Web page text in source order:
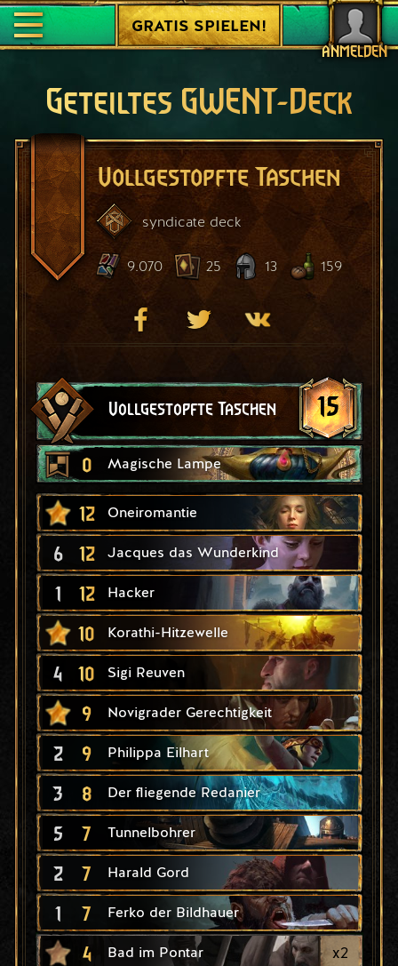
ANMELDEN
GRATIS SPIELEN!
Geteiltes GWENT-Deck
Vollgestopfte Taschen
syndicate deck
9.070 25 13 159
Vollgestopfte Taschen 15
0 Magische Lampe
12 Oneiromantie
6 12 Jacques das Wunderkind
1 12 Hacker
10 Korathi-Hitzewelle
4 10 Sigi Reuven
9 Novigrader Gerechtigkeit
2 9 Philippa Eilhart
3 8 Der fliegende Redanier
5 7 Tunnelbohrer
2 7 Harald Gord
1 7 Ferko der Bildhauer
4 Bad im Pontar x2